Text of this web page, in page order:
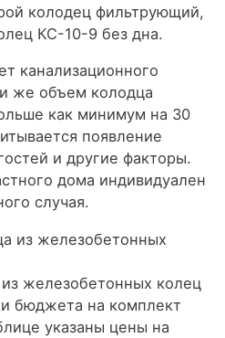
колодец фильтрующий,
КС-10-9 без дна.
канализационного
же объем колодца
как минимум на 30
появление
и другие факторы.
дома индивидуален
случая.
железобетонных колец
бюджета на комплект
указаны цены на